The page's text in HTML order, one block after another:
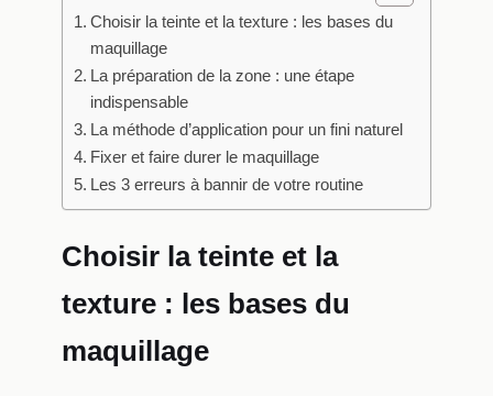
Choisir la teinte et la texture : les bases du
maquillage
La préparation de la zone : une étape
indispensable
La méthode d’application pour un fini naturel
Fixer et faire durer le maquillage
Les 3 erreurs à bannir de votre routine
Choisir la teinte et la
texture : les bases du
maquillage